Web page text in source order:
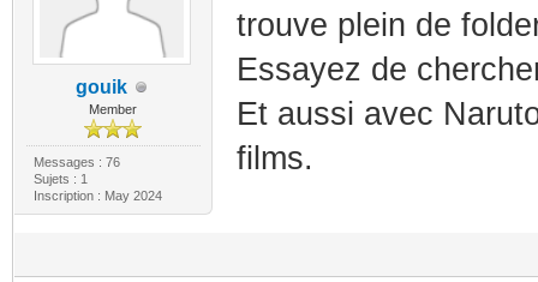
gouik
Member
Messages : 76
Sujets : 1
Inscription : May 2024
trouve plein de
Essayez de
Et aussi avec
films.